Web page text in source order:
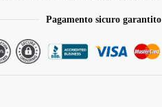
Pagamento sicuro garantito